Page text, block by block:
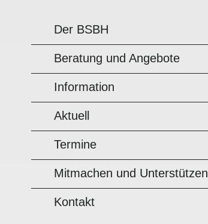
Der BSBH
Beratung und Angebote
Information
Aktuell
Termine
Mitmachen und Unterstützen
Kontakt